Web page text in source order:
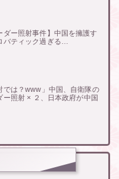
ダー照射事件】中国を擁護す
バティック過ぎる…
では？www」中国、自衛隊の
ー照射 × ２、日本政府が中国